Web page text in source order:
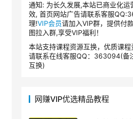
通知: 为长久发展,本站已商业化运
效, 首页网站广告请联系客服
理!VIP会员请加入VIP群，提供付
图拉入群,享受VIP福利！
本站支持课程资源互换，优质课程
请联系在线客服QQ：363094(备
互换)
网赚VIP优选精品教程